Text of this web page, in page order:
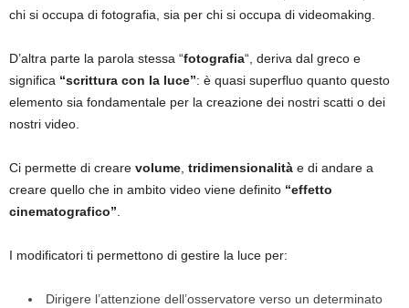
chi si occupa di fotografia, sia per chi si occupa di videomaking.
D’altra parte la parola stessa “fotografia“, deriva dal greco e
significa “scrittura con la luce”: è quasi superfluo quanto questo
elemento sia fondamentale per la creazione dei nostri scatti o dei
nostri video.
Ci permette di creare volume, tridimensionalità e di andare a
creare quello che in ambito video viene definito “effetto
cinematografico”.
I modificatori ti permettono di gestire la luce per:
Dirigere l’attenzione dell’osservatore verso un determinato